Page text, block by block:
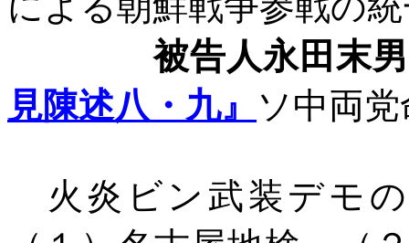
被告人永田末男
見陳述八・九』
ソ中両
火炎ビン武装デモ